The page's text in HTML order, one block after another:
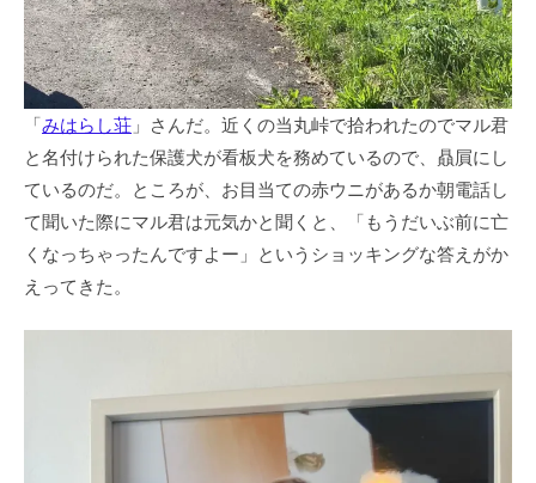
「みはらし荘 」さんだ。近くの当丸峠で拾われたのでマル君
と名付けられた保護犬が看板犬を務めているので、贔屓にし
ているのだ。ところが、お目当ての赤ウニがあるか朝電話し
て聞いた際にマル君は元気かと聞くと、「もうだいぶ前に亡
くなっちゃったんですよー」というショッキングな答えがか
えってきた。